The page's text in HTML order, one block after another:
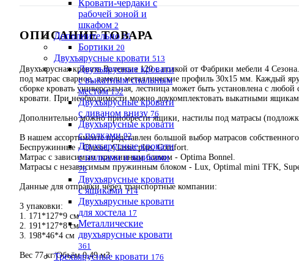
Кровати-чердаки с
рабочей зоной и
шкафом 2
Дополнительно 25
Бортики 20
Двухъярусные кровати 513
Двухъярусные кровати
с выкатным спальным
местом152
Двухъярусные кровати
с диваном внизу 76
Двухъярусные кровати
с полками92
Двухъярусные кровати
с полками и ящиками
76
Двухъярусные кровати
с ящиками114
Двухъярусные кровати
для хостела 17
Металлические
двухъярусные кровати
361
Трехъярусные кровати 176
ОПИСАНИЕ ТОВАРА
Двухъярусная кровать Валенсия 120 с полкой от Фабрики мебели 4
под матрас сварное, ламели металлические профиль 30х15 мм. Каждый
сборке кровать универсальная, лестница может быть установлена с
кровати. При необходимости можно доукомплектовать выкатными
Дополнительно можно приобрести ящики, настилы под матрасы
В нашем ассортименте представлен большой выбор матрасов
Беспружинные - Classic, Classic plus, Comfort.
Матрас с зависимым пружинным блоком - Optima Bonnel.
Матрасы с независимым пружинным блоком - Lux, Optimal mini TFK,
Данные для отправки через транспортные компании:
3 упаковки:
1. 171*127*9 см
2. 191*127*8 см
3. 198*46*4 см
Вес 77 кг/Объём 0,49 м3